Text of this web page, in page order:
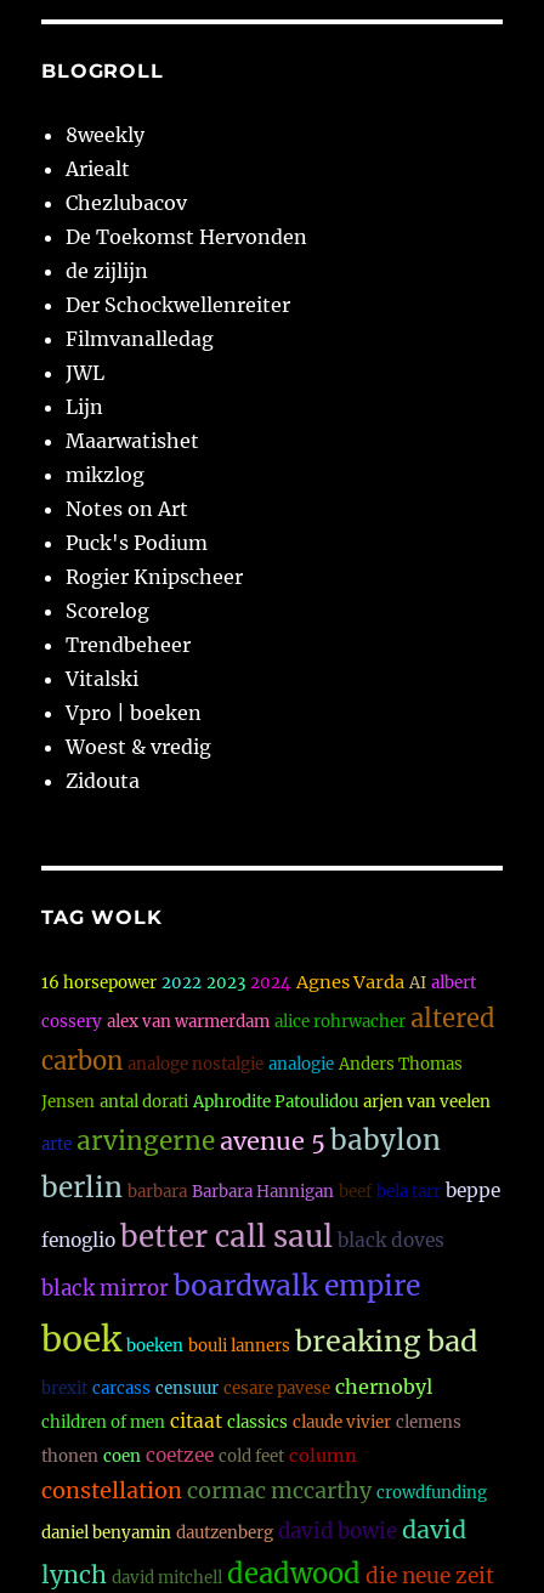
BLOGROLL
8weekly
Ariealt
Chezlubacov
De Toekomst Hervonden
de zijlijn
Der Schockwellenreiter
Filmvanalledag
JWL
Lijn
Maarwatishet
mikzlog
Notes on Art
Puck's Podium
Rogier Knipscheer
Scorelog
Trendbeheer
Vitalski
Vpro | boeken
Woest & vredig
Zidouta
TAG WOLK
16 horsepower 2022 2023 2024 Agnes Varda AI albert
cossery alex van warmerdam alice rohrwacher altered
carbon analoge nostalgie analogie Anders Thomas
Jensen antal dorati Aphrodite Patoulidou arjen van veelen
arte arvingerne avenue 5 babylon
berlin barbara Barbara Hannigan beef bela tarr beppe
fenoglio better call saul black doves
black mirror boardwalk empire
boek boeken bouli lanners breaking bad
brexit carcass censuur cesare pavese chernobyl
children of men citaat classics claude vivier clemens
thonen coen coetzee cold feet column
constellationcormac mccarthy crowdfunding
daniel benyamin dautzenberg david bowie david
lynch david mitchell deadwood die neue zeit